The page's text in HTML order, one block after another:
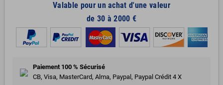
Valable pour un achat d'une valeur
de 30 à 2000 €
Paiement 100 % Sécurisé
CB, Visa, MasterCard, Alma, Paypal, Paypal Crédit 4 X